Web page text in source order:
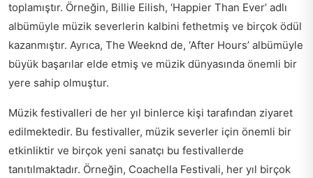
toplamıştır. Örneğin, Billie Eilish, ‘Happier Than Ever’ adlı
albümüyle müzik severlerin kalbini fethetmiş ve birçok ödül
kazanmıştır. Ayrıca, The Weeknd de, ‘After Hours’ albümüyle
büyük başarılar elde etmiş ve müzik dünyasında önemli bir
yere sahip olmuştur.
Müzik festivalleri de her yıl binlerce kişi tarafından ziyaret
edilmektedir. Bu festivaller, müzik severler için önemli bir
etkinliktir ve birçok yeni sanatçı bu festivallerde
tanıtılmaktadır. Örneğin, Coachella Festivali, her yıl birçok